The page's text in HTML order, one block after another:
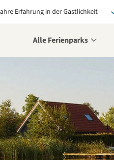
Erfahrung in der Gastlichkeit
Alle Ferienparks